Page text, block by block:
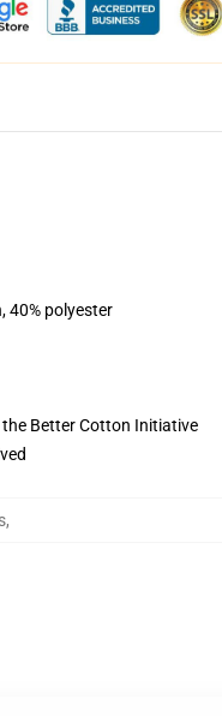
40% polyester
Better Cotton Initiative
,